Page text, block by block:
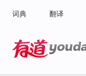
词典 翻译